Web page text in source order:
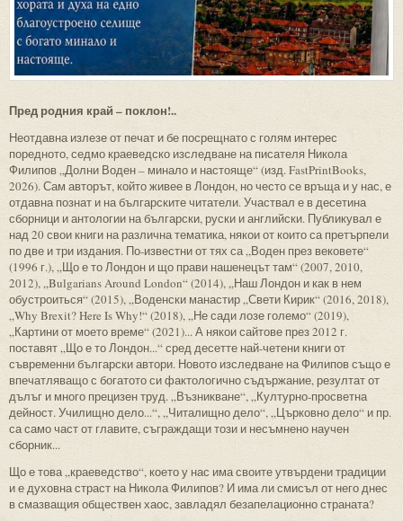
Пред родния край – поклон!..
Неотдавна излезе от печат и бе посрещнато с голям интерес
поредното, седмо краеведско изследване на писателя Никола
Филипов „Долни Воден – минало и настояще“ (изд. FastPrintBooks,
2026). Сам авторът, който живее в Лондон, но често се връща и у нас, е
отдавна познат и на българските читатели. Участвал е в десетина
сборници и антологии на български, руски и английски. Публикувал е
над 20 свои книги на различна тематика, някои от които са претърпели
по две и три издания. По-известни от тях са „Воден през вековете“
(1996 г.), „Що е то Лондон и що прави нашенецът там“ (2007, 2010,
2012), „Bulgarians Around London“ (2014), „Наш Лондон и как в нем
обустроиться“ (2015), „Воденски манастир „Свети Кирик“ (2016, 2018),
„Why Brexit? Here Is Why!“ (2018), „Не сади лозе големо“ (2019),
„Картини от моето време“ (2021)... А някои сайтове през 2012 г.
поставят „Що е то Лондон...“ сред десетте най-четени книги от
съвременни български автори. Новото изследване на Филипов също е
впечатляващо с богатото си фактологично съдържание, резултат от
дълъг и много прецизен труд. „Възникване“, „Културно-просветна
дейност. Училищно дело...“, „Читалищно дело“, „Църковно дело“ и пр.
са само част от главите, съграждащи този и несъмнено научен
сборник...
Що е това „краеведство“, което у нас има своите утвърдени традиции
и е духовна страст на Никола Филипов? И има ли смисъл от него днес
в смазващия обществен хаос, завладял безапелационно страната?